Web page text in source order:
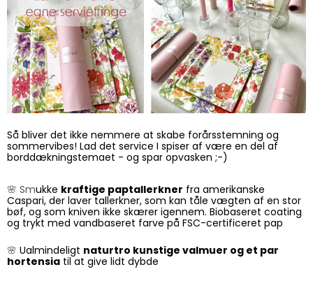
Så bliver det ikke nemmere at skabe forårsstemning og
sommervibes! Lad det service I spiser af være en del af
borddækningstemaet - og spar opvasken ;-)
🌸 Smukke kraftige paptallerkner fra amerikanske
Caspari, der laver tallerkner, som kan tåle vægten af en stor
bøf, og som kniven ikke skærer igennem. Biobaseret coating
og trykt med vandbaseret farve på FSC-certificeret pap
🌸 Ualmindeligt naturtro kunstige valmuer og et par
hortensia til at give lidt dybde